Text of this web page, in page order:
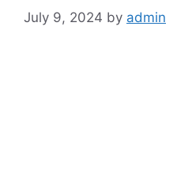
July 9, 2024 by admin